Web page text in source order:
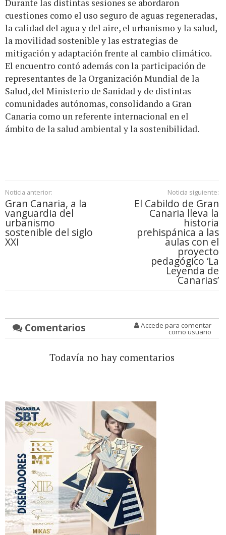
Durante las distintas sesiones se abordaron
cuestiones como el uso seguro de aguas regeneradas,
la calidad del agua y del aire, el urbanismo y la salud,
la movilidad sostenible y las estrategias de
mitigación y adaptación frente al cambio climático.
El encuentro contó además con la participación de
representantes de la Organización Mundial de la
Salud, del Ministerio de Sanidad y de distintas
comunidades autónomas, consolidando a Gran
Canaria como un referente internacional en el
ámbito de la salud ambiental y la sostenibilidad.
Noticia anterior:
Gran Canaria, a la
vanguardia del
urbanismo
sostenible del siglo
XXI
Noticia siguiente:
El Cabildo de Gran
Canaria lleva la
historia
prehispánica a las
aulas con el
proyecto
pedagógico ‘La
Leyenda de
Canarias’
Comentarios Accede para comentar
como usuario
Todavía no hay comentarios